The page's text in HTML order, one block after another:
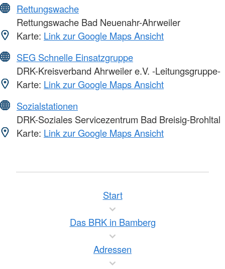
Rettungswache
Rettungswache Bad Neuenahr-Ahrweiler
Karte: Link zur Google Maps Ansicht
SEG Schnelle Einsatzgruppe
DRK-Kreisverband Ahrweiler e.V. -Leitungsgruppe-
Karte: Link zur Google Maps Ansicht
Sozialstationen
DRK-Soziales Servicezentrum Bad Breisig-Brohltal
Karte: Link zur Google Maps Ansicht
Start
Das BRK in Bamberg
Adressen